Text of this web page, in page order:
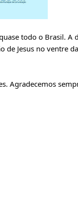
todo o Brasil. A
de Jesus no ventre
Agradecemos